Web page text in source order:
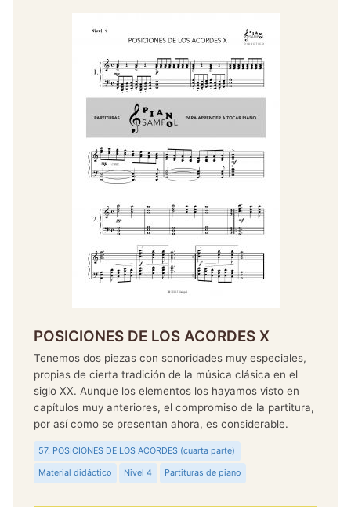
POSICIONES DE LOS ACORDES X
Tenemos dos piezas con sonoridades muy especiales,
propias de cierta tradición de la música clásica en el
siglo XX. Aunque los elementos los hayamos visto en
capítulos muy anteriores, el compromiso de la partitura,
por así como se presentan ahora, es considerable.
57. POSICIONES DE LOS ACORDES (cuarta parte)
Material didáctico Nivel 4 Partituras de piano